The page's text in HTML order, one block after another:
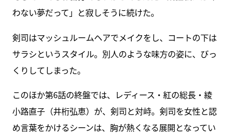
わない夢だって」と寂しそうに続けた。
剣司はマッシュルームヘアでメイクをし、コートの下は
サラシというスタイル。別人のような味方の姿に、びっ
くりしてしまった。
このほか第6話の終盤では、レディース・紅の総長・綾
小路直子（井桁弘恵）が、剣司と対峙。剣司を女性と認
め言葉をかけるシーンは、胸が熱くなる展開となってい